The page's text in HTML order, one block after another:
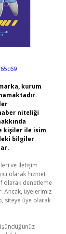
kurum
niteliği
kişiler ile isim
bilgiler
ve İletişim
olarak hizmet
olarak denetleme
Ancak, üyelerimiz
siteye üye olarak